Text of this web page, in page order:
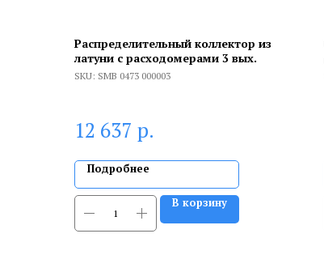
Распределительный коллектор из
латуни с расходомерами 3 вых.
SKU: SMB 0473 000003
12 637 р.
Подробнее
В корзину